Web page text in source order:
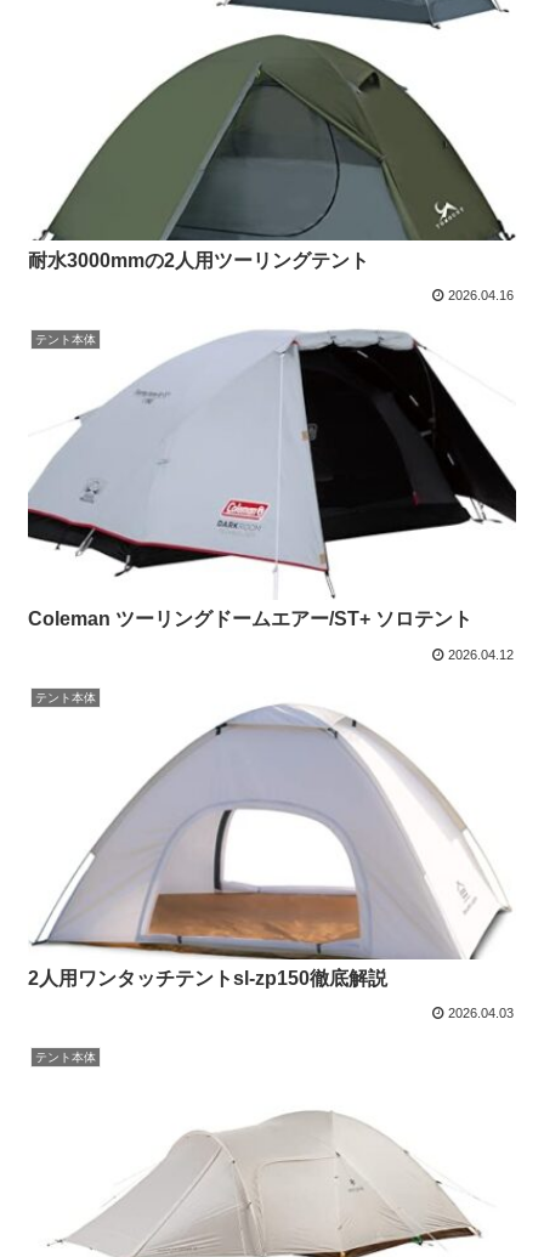
耐水3000mmの2人用ツーリングテント
2026.04.16
テント本体
Coleman ツーリングドームエアー/ST+ ソロテント
2026.04.12
テント本体
2人用ワンタッチテントsl-zp150徹底解説
2026.04.03
テント本体